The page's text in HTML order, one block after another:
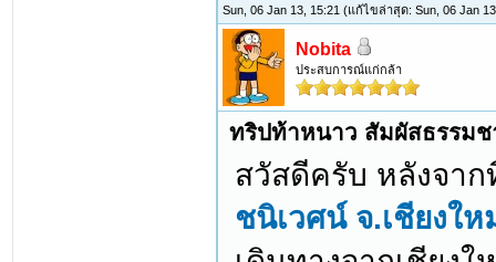
Sun, 06 Jan 13, 15:21(แก้ไขล่าสุด: Sun, 06 Jan
Nobita
ประสบการณ์แก่กล้า
ทริปท้าหนาว สัมผัสธรรมช
สวัสดีครับ หลังจาก
ชนิเวศน์ จ.เชียงให